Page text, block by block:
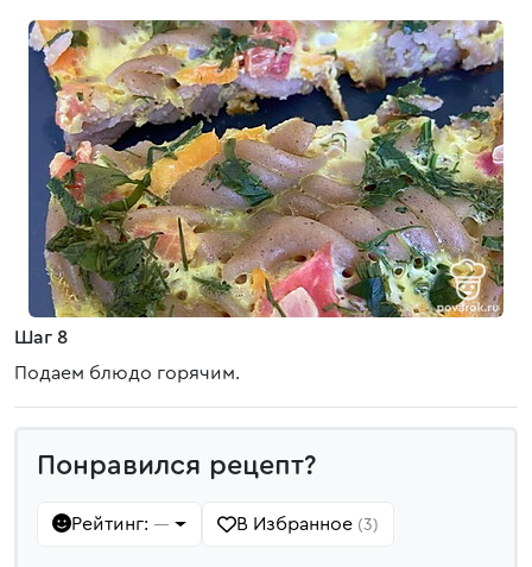
Шаг 8
Подаем блюдо горячим.
Понравился рецепт?
Рейтинг: — В Избранное (3)